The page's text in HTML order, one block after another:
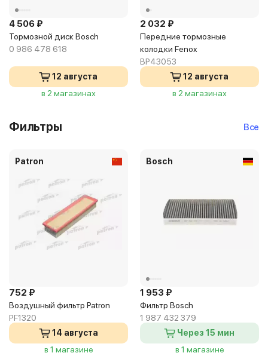
4 506 ₽
Тормозной диск Bosch
0 986 478 618
12 августа
в 2 магазинах
2 032 ₽
Передние тормозные
колодки Fenox
BP43053
12 августа
в 2 магазинах
Фильтры Все
Patron
752 ₽
Воздушный фильтр Patron
PF1320
14 августа
в 1 магазине
Bosch
1 953 ₽
Фильтр Bosch
1 987 432 379
Через 15 мин
в 1 магазине